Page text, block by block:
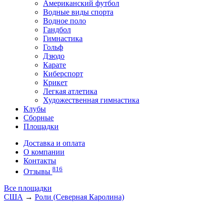
Американский футбол
Водные виды спорта
Водное поло
Гандбол
Гимнастика
Гольф
Дзюдо
Карате
Киберспорт
Крикет
Легкая атлетика
Художественная гимнастика
Клубы
Сборные
Площадки
Доставка и оплата
О компании
Контакты
Отзывы 816
Все площадки
США → Роли (Северная Каролина)